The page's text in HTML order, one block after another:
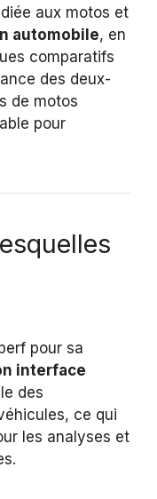
aux motos et
automobile, en
comparatifs
des deux-
de motos
pour
pour sa
interface
des
ce qui
les analyses et